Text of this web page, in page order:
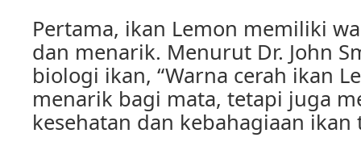
Pertama, ikan Lemon memiliki
dan menarik. Menurut Dr. John
biologi ikan, “Warna cerah ikan
menarik bagi mata, tetapi juga
kesehatan dan kebahagiaan ikan